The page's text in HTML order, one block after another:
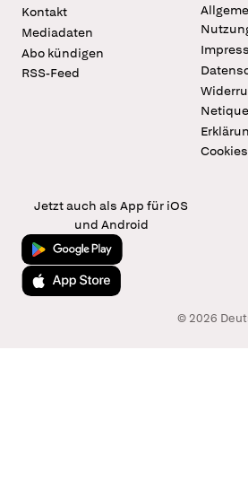
Kontakt
Mediadaten
Abo kündigen
RSS-Feed
Jetzt auch als App für iOS
und Android
Jetzt bei Google Play
Laden im App Store
© 2026